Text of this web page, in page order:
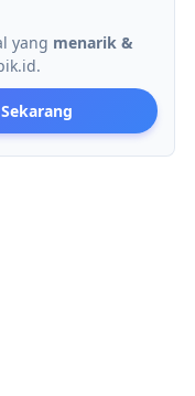
yang menarik &